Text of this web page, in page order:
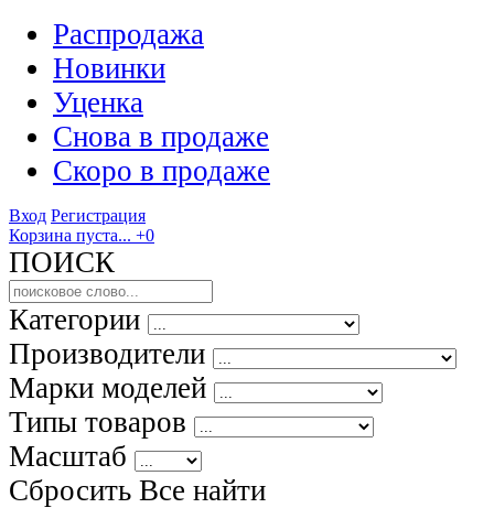
Распродажа
Новинки
Уценка
Снова в продаже
Скоро в продаже
Вход Регистрация
Корзина пуста... +0
ПОИСК
Категории
Производители
Марки моделей
Типы товаров
Масштаб
Сбросить Все найти